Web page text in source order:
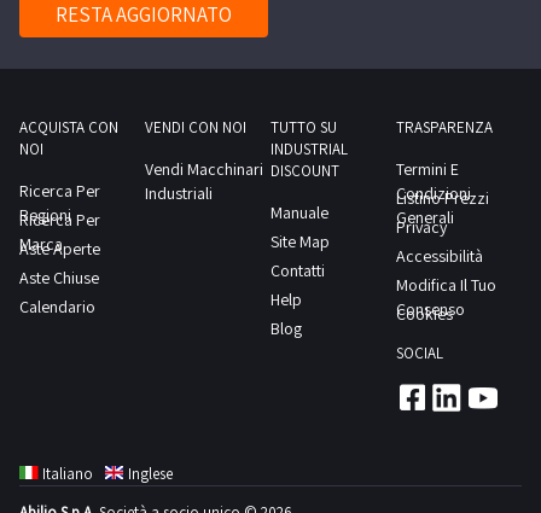
RESTA AGGIORNATO
ACQUISTA CON
NOI
Ricerca Per
Regioni
Ricerca Per
Marca
Aste Aperte
Aste Chiuse
Calendario
VENDI CON NOI
Vendi Macchinari
Industriali
TUTTO SU
INDUSTRIAL
DISCOUNT
Manuale
Site Map
Contatti
Help
Blog
TRASPARENZA
Termini E
Condizioni
Generali
Listino Prezzi
Privacy
Accessibilità
Modifica Il Tuo
Consenso
Cookies
SOCIAL
Italiano
Inglese